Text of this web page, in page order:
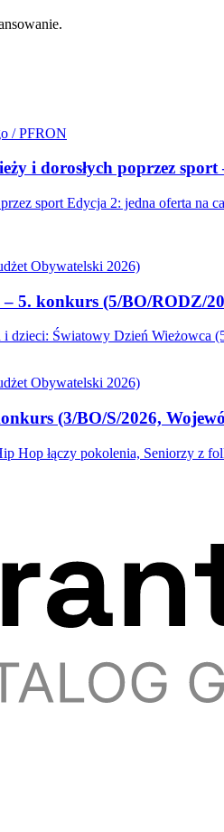
/ PFRON
i dorosłych poprzez
sport Edycja 2: jedna oferta na
Obywatelski 2026)
5. konkurs (5/BO/RODZ/
Światowy Dzień Wieżowca
Obywatelski 2026)
(3/BO/S/2026,
łączy pokolenia, Seniorzy z